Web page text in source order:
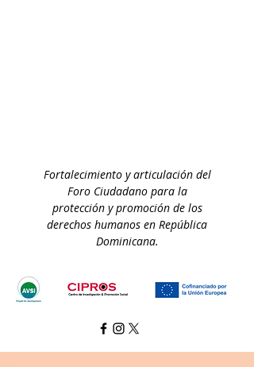
Fortalecimiento y articulación del
Foro Ciudadano para la
protección y promoción de los
derechos humanos en República
Dominicana.